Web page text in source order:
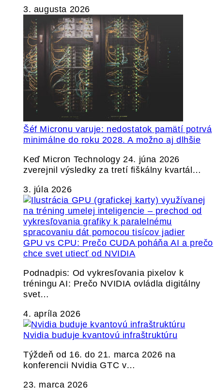
3. augusta 2026
Šéf Micronu varuje: nedostatok pamätí potrvá
minimálne do roku 2028. A možno aj dlhšie
Keď Micron Technology 24. júna 2026
zverejnil výsledky za tretí fiškálny kvartál…
3. júla 2026
GPU vs CPU: Prečo CUDA poháňa AI a prečo
chce svet utiecť od NVIDIA
Podnadpis: Od vykresľovania pixelov k
tréningu AI: Prečo NVIDIA ovládla digitálny
svet…
4. apríla 2026
Nvidia buduje kvantovú infraštruktúru
Týždeň od 16. do 21. marca 2026 na
konferencii Nvidia GTC v…
23. marca 2026